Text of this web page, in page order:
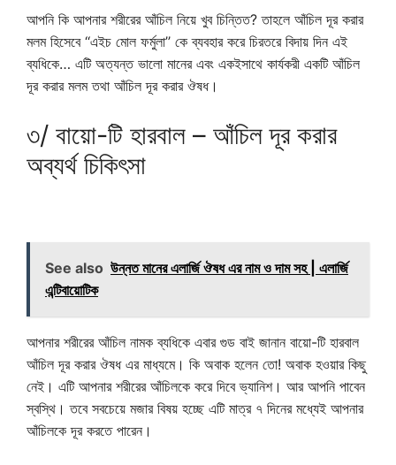
আপনি কি আপনার শরীরের আঁচিল নিয়ে খুব চিন্তিত? তাহলে আঁচিল দূর করার
মলম হিসেবে ‘‘এইচ মোল ফর্মুলা’’ কে ব্যবহার করে চিরতরে বিদায় দিন এই
ব্যধিকে… এটি অত্যন্ত ভালো মানের এবং একইসাথে কার্যকরী একটি আঁচিল
দূর করার মলম তথা আঁচিল দূর করার ঔষধ।
৩/ বায়ো-টি হারবাল – আঁচিল দূর করার
অব্যর্থ চিকিৎসা
See also উন্নত মানের এলার্জি ঔষধ এর নাম ও দাম সহ | এলার্জি
এন্টিবায়োটিক
আপনার শরীরের আঁচিল নামক ব্যধিকে এবার গুড বাই জানান বায়ো-টি হারবাল
আঁচিল দূর করার ঔষধ এর মাধ্যমে। কি অবাক হলেন তো! অবাক হওয়ার কিছু
নেই। এটি আপনার শরীরের আঁচিলকে করে দিবে ভ্যানিশ। আর আপনি পাবেন
স্বস্থি। তবে সবচেয়ে মজার বিষয় হচ্ছে এটি মাত্র ৭ দিনের মধ্যেই আপনার
আঁচিলকে দূর করতে পারেন।